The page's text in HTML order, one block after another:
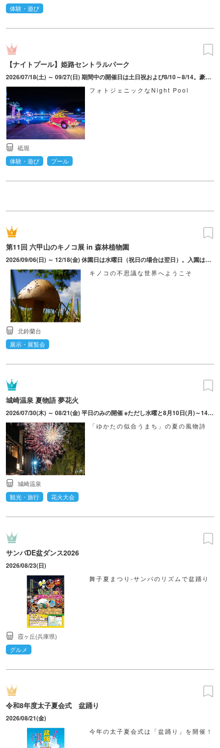
体験・遊び
【ナイトプール】姫路セントラルパーク
2026/07/18(土) ～ 09/27(日) 期間中の開催日は土日祝および8/10～8/14。豪雨・雷等の気象状況により利用不可となる場合あり。
フォトジェニックなNight Pool
砥堀
体験・遊び
プール
第11回 六甲山のキノコ展 in 森林植物園
2026/09/06(日) ～ 12/18(金) 休園日は水曜日（祝日の場合は翌日）。入園は16：30まで。ただし「植物園のもみじ散策」の各期間中は無休、早朝・延長開園あり。
キノコの不思議な世界へようこそ
北鈴蘭台
展示・展覧会
城崎温泉 夏物語 夢花火
2026/07/30(木) ～ 08/21(金) 平日のみの開催 ※ただし水曜と8月10日(月)～14日(金)は除く
「ゆかたの似合うまち」の夏の風物詩
城崎温泉
観光・旅行
花火大会
サンバDE盆ダンス2026
2026/08/23(日)
舞子夏まつり-サンバのリズムで盆踊り
霞ヶ丘(兵庫県)
グルメ
令和8年度太子夏会式 盆踊り
2026/08/21(金)
今年の太子夏会式は「盆踊り」を開催！